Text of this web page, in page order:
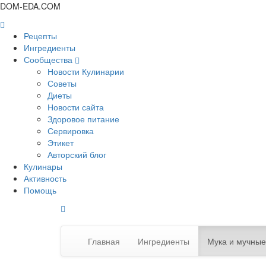
DOM-EDA.COM
Рецепты
Ингредиенты
Сообщества
Новости Кулинарии
Советы
Диеты
Новости сайта
Здоровое питание
Сервировка
Этикет
Авторский блог
Кулинары
Активность
Помощь
Главная Ингредиенты Мука и